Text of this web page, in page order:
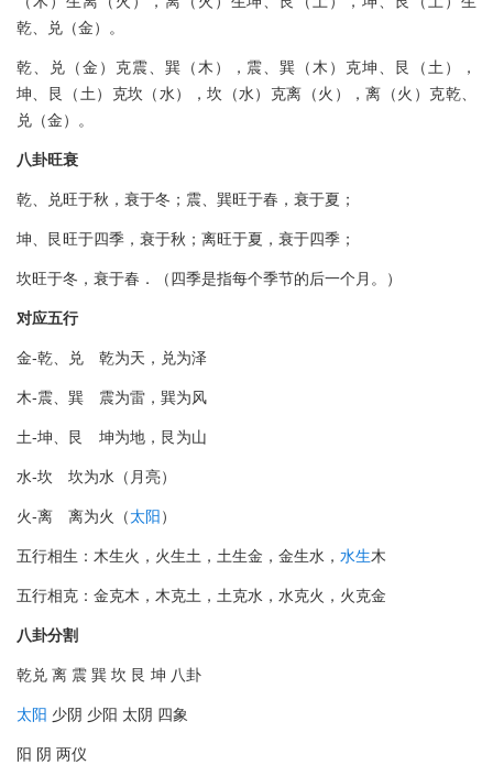
乾、兑（金）。
乾、兑（金）克震、巽（木），震、巽（木）克坤、艮（土），
坤、艮（土）克坎（水），坎（水）克离（火），离（火）克乾、
兑（金）。
八卦旺衰
乾、兑旺于秋，衰于冬；震、巽旺于春，衰于夏；
坤、艮旺于四季，衰于秋；离旺于夏，衰于四季；
坎旺于冬，衰于春．（四季是指每个季节的后一个月。）
对应五行
金-乾、兑 乾为天，兑为泽
木-震、巽 震为雷，巽为风
土-坤、艮 坤为地，艮为山
水-坎 坎为水（月亮）
火-离 离为火（太阳）
五行相生：木生火，火生土，土生金，金生水， 水生木
五行相克：金克木，木克土，土克水，水克火，火克金
八卦分割
乾兑 离 震 巽 坎 艮 坤 八卦
太阳 少阴 少阳 太阴 四象
阳 阴 两仪